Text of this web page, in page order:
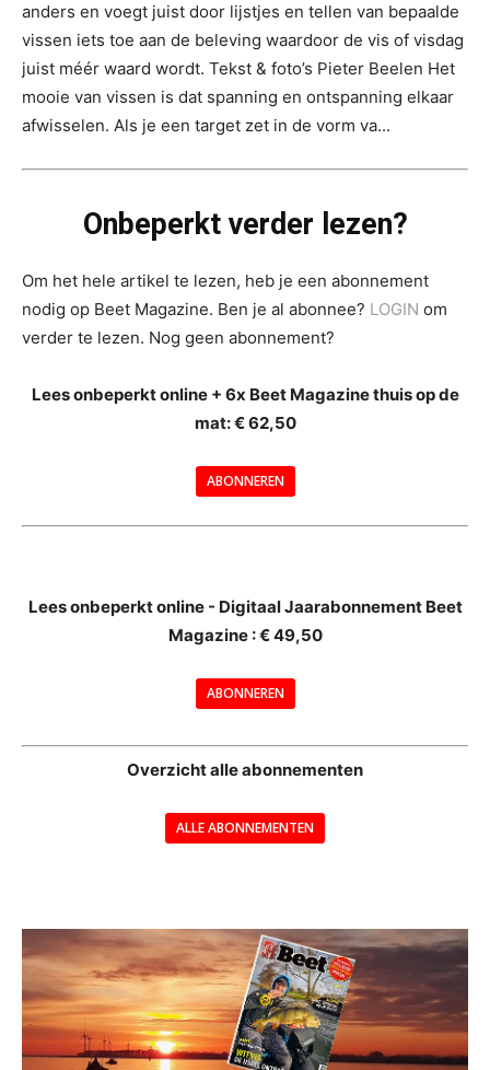
anders en voegt juist door lijstjes en tellen van bepaalde
vissen iets toe aan de beleving waardoor de vis of visdag
juist méér waard wordt. Tekst & foto’s Pieter Beelen Het
mooie van vissen is dat spanning en ontspanning elkaar
afwisselen. Als je een target zet in de vorm va...
Onbeperkt verder lezen?
Om het hele artikel te lezen, heb je een abonnement
nodig op Beet Magazine. Ben je al abonnee? LOGIN om
verder te lezen. Nog geen abonnement?
Lees onbeperkt online + 6x Beet Magazine thuis op de
mat: € 62,50
ABONNEREN
Lees onbeperkt online - Digitaal Jaarabonnement Beet
Magazine : € 49,50
ABONNEREN
Overzicht alle abonnementen
ALLE ABONNEMENTEN